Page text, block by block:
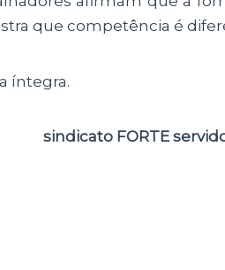
que competência é
íntegra.
sindicato FORTE